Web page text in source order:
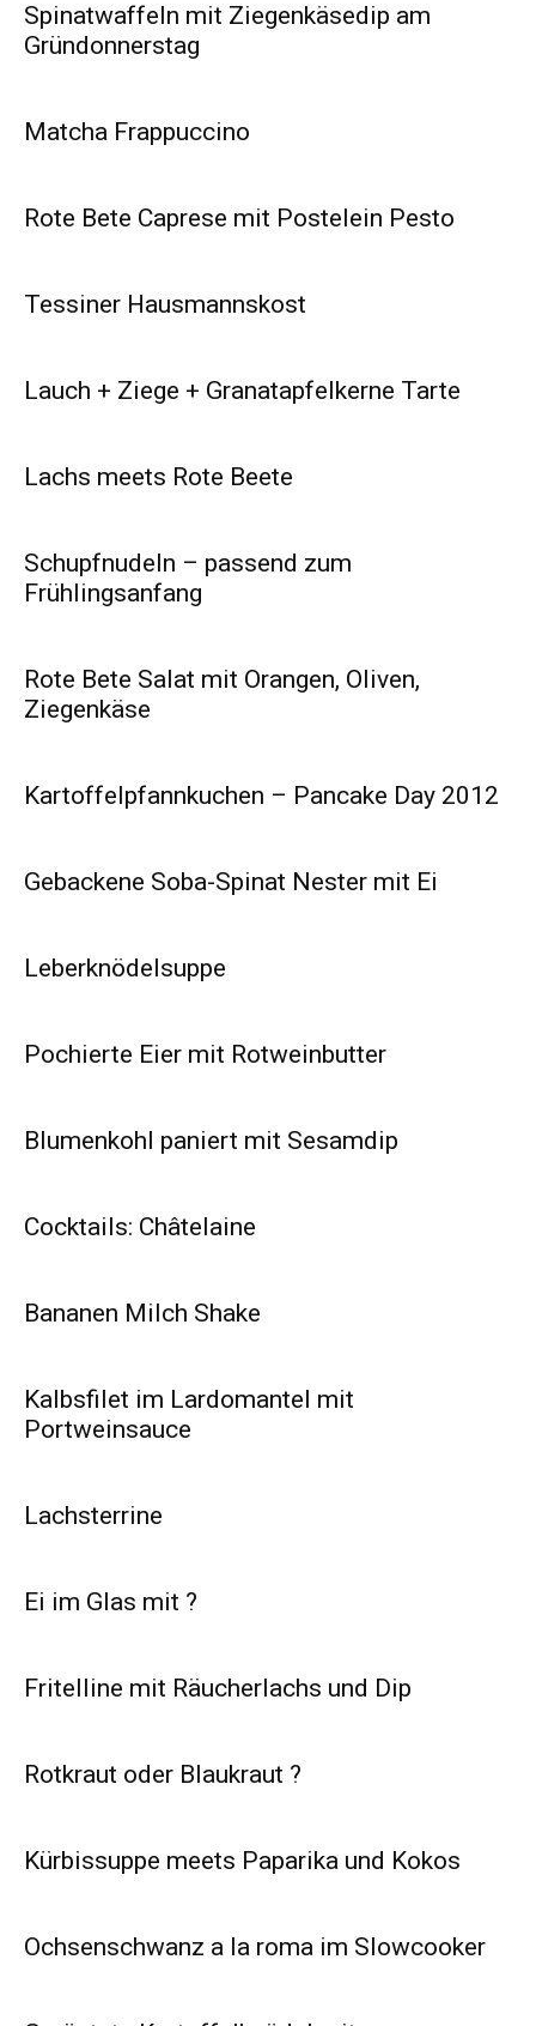
Spinatwaffeln mit Ziegenkäsedip am
Gründonnerstag
Matcha Frappuccino
Rote Bete Caprese mit Postelein Pesto
Tessiner Hausmannskost
Lauch + Ziege + Granatapfelkerne Tarte
Lachs meets Rote Beete
Schupfnudeln – passend zum
Frühlingsanfang
Rote Bete Salat mit Orangen, Oliven,
Ziegenkäse
Kartoffelpfannkuchen – Pancake Day 2012
Gebackene Soba-Spinat Nester mit Ei
Leberknödelsuppe
Pochierte Eier mit Rotweinbutter
Blumenkohl paniert mit Sesamdip
Cocktails: Châtelaine
Bananen Milch Shake
Kalbsfilet im Lardomantel mit
Portweinsauce
Lachsterrine
Ei im Glas mit ?
Fritelline mit Räucherlachs und Dip
Rotkraut oder Blaukraut ?
Kürbissuppe meets Paparika und Kokos
Ochsenschwanz a la roma im Slowcooker